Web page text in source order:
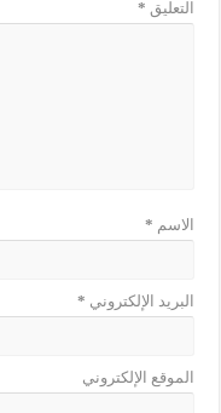
التعليق *
الاسم *
البريد الإلكتروني *
الموقع الإلكتروني